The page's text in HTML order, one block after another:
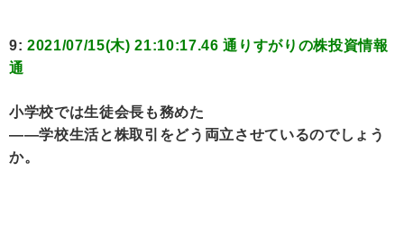
9: 2021/07/15(木) 21:10:17.46 通りすがりの株投資情報
通
小学校では生徒会長も務めた
――学校生活と株取引をどう両立させているのでしょう
か。